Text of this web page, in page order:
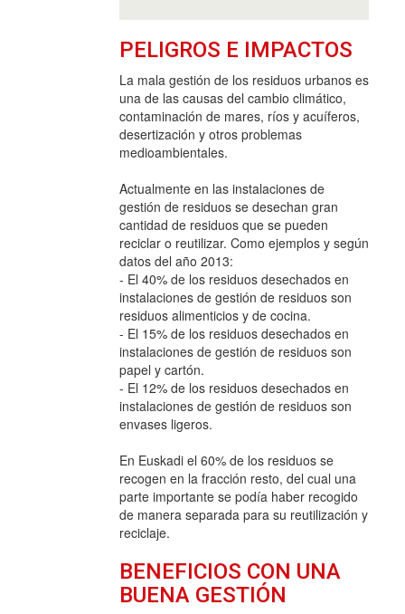
PELIGROS E IMPACTOS
La mala gestión de los residuos urbanos es
una de las causas del cambio climático,
contaminación de mares, ríos y acuíferos,
desertización y otros problemas
medioambientales.
Actualmente en las instalaciones de
gestión de residuos se desechan gran
cantidad de residuos que se pueden
reciclar o reutilizar. Como ejemplos y según
datos del año 2013:
- El 40% de los residuos desechados en
instalaciones de gestión de residuos son
residuos alimenticios y de cocina.
- El 15% de los residuos desechados en
instalaciones de gestión de residuos son
papel y cartón.
- El 12% de los residuos desechados en
instalaciones de gestión de residuos son
envases ligeros.
En Euskadi el 60% de los residuos se
recogen en la fracción resto, del cual una
parte importante se podía haber recogido
de manera separada para su reutilización y
reciclaje.
BENEFICIOS CON UNA
BUENA GESTIÓN